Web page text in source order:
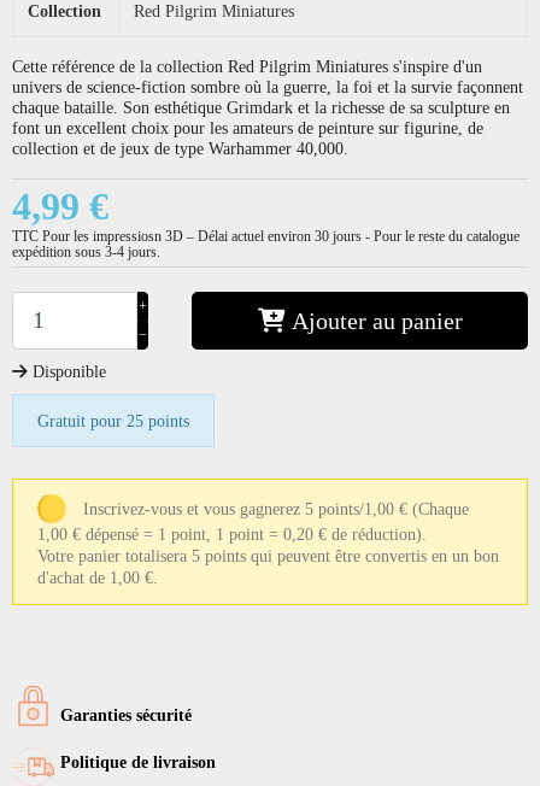
Collection Red Pilgrim Miniatures
Cette référence de la collection Red Pilgrim Miniatures s'inspire d'un
univers de science-fiction sombre où la guerre, la foi et la survie façonnent
chaque bataille. Son esthétique Grimdark et la richesse de sa sculpture en
font un excellent choix pour les amateurs de peinture sur figurine, de
collection et de jeux de type Warhammer 40,000.
4,99 €
TTC Pour les impressiosn 3D – Délai actuel environ 30 jours - Pour le reste du catalogue
expédition sous 3-4 jours.
+
−
Ajouter au panier
Disponible
Gratuit pour 25 points
Inscrivez-vous et vous gagnerez 5 points/1,00 € (Chaque
1,00 € dépensé = 1 point, 1 point = 0,20 € de réduction).
Votre panier totalisera 5 points qui peuvent être convertis en un bon
d'achat de 1,00 €.
Garanties sécurité
Politique de livraison